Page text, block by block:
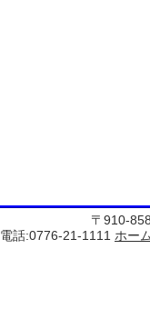
〒910-
電話:0776-21-1111 ホー